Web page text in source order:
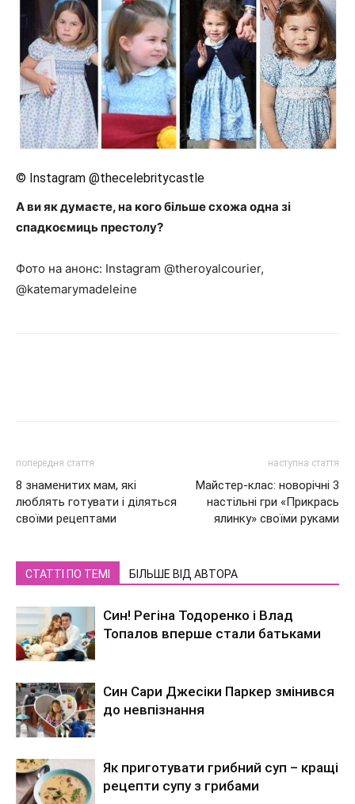
© Instagram @thecelebritycastle
А ви як думаєте, на кого більше схожа одна зі
спадкоємиць престолу?
Фото на анонс: Instagram @theroyalcourier,
@katemarymadeleine
попередня стаття
8 знаменитих мам, які
люблять готувати і діляться
своїми рецептами
наступна стаття
Майстер-клас: новорічні 3
настільні гри «Прикрась
ялинку» своїми руками
СТАТТІ ПО ТЕМІ БІЛЬШЕ ВІД АВТОРА
Син! Регіна Тодоренко і Влад
Топалов вперше стали батьками
Син Сари Джесіки Паркер змінився
до невпізнання
Як приготувати грибний суп – кращі
рецепти супу з грибами